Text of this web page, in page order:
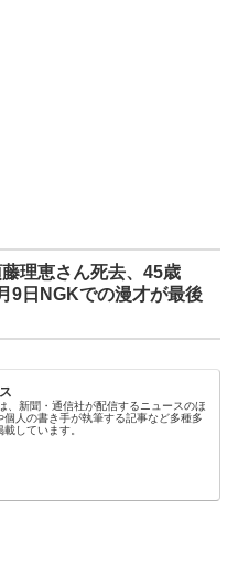
藤理恵さん死去、45歳
9日NGKでの漫才が最後
、新聞・通信社が配信するニュースのほ
個人の書き手が執筆する記事など多種多
しています。